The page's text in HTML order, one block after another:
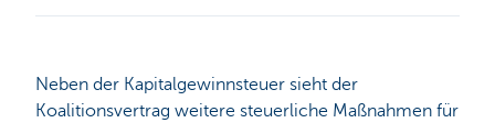
Neben der Kapitalgewinnsteuer sieht der
Koalitionsvertrag weitere steuerliche Maßnahmen für